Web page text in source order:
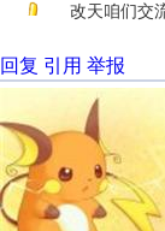
改天咱们交
回复 引用 举报